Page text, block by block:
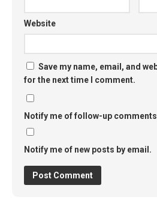
Website
Save my name, email, and
for the next time I comment.
Notify me of follow-up
Notify me of new posts by email.